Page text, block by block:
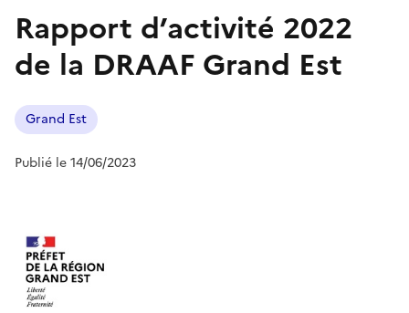
Rapport d’activité 2022
de la DRAAF Grand Est
Grand Est
Publié le 14/06/2023